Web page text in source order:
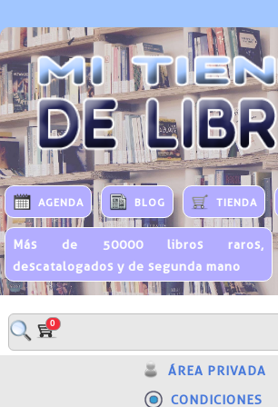
AGENDA BLOG TIENDA
Más de 50000 libros raros,
descatalogados y de segunda mano
0
ÁREA PRIVADA
CONDICIONES